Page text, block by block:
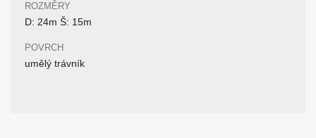
ROZMĚRY
D: 24m Š: 15m
POVRCH
umělý trávník